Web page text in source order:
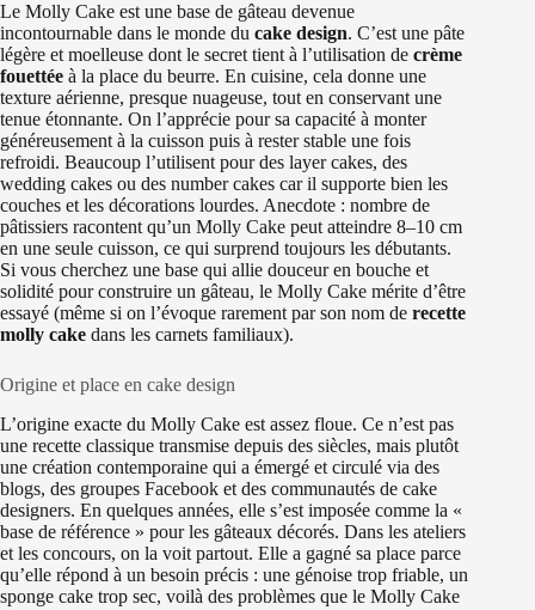
Le Molly Cake est une base de gâteau devenue
incontournable dans le monde du cake design. C’est une pâte
légère et moelleuse dont le secret tient à l’utilisation de crème
fouettée à la place du beurre. En cuisine, cela donne une
texture aérienne, presque nuageuse, tout en conservant une
tenue étonnante. On l’apprécie pour sa capacité à monter
généreusement à la cuisson puis à rester stable une fois
refroidi. Beaucoup l’utilisent pour des layer cakes, des
wedding cakes ou des number cakes car il supporte bien les
couches et les décorations lourdes. Anecdote : nombre de
pâtissiers racontent qu’un Molly Cake peut atteindre 8–10 cm
en une seule cuisson, ce qui surprend toujours les débutants.
Si vous cherchez une base qui allie douceur en bouche et
solidité pour construire un gâteau, le Molly Cake mérite d’être
essayé (même si on l’évoque rarement par son nom de recette
molly cake dans les carnets familiaux).
Origine et place en cake design
L’origine exacte du Molly Cake est assez floue. Ce n’est pas
une recette classique transmise depuis des siècles, mais plutôt
une création contemporaine qui a émergé et circulé via des
blogs, des groupes Facebook et des communautés de cake
designers. En quelques années, elle s’est imposée comme la «
base de référence » pour les gâteaux décorés. Dans les ateliers
et les concours, on la voit partout. Elle a gagné sa place parce
qu’elle répond à un besoin précis : une génoise trop friable, un
sponge cake trop sec, voilà des problèmes que le Molly Cake